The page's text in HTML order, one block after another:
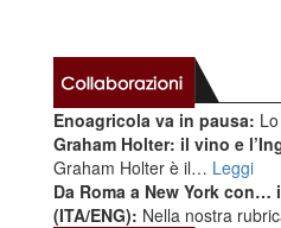
Enoagricola va in pausa:
Graham Holter: il vino e
Graham Holter è il… Leggi
Da Roma a New York
(ITA/ENG): Nella nostra